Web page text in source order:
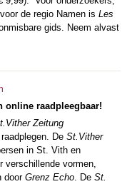
de regio Namen is Les
gids. Neem alvast
online raadpleegbaar!
Zeitung
De St.Vither
in St. Vith en
verschillende vormen,
door Grenz Echo. De St.